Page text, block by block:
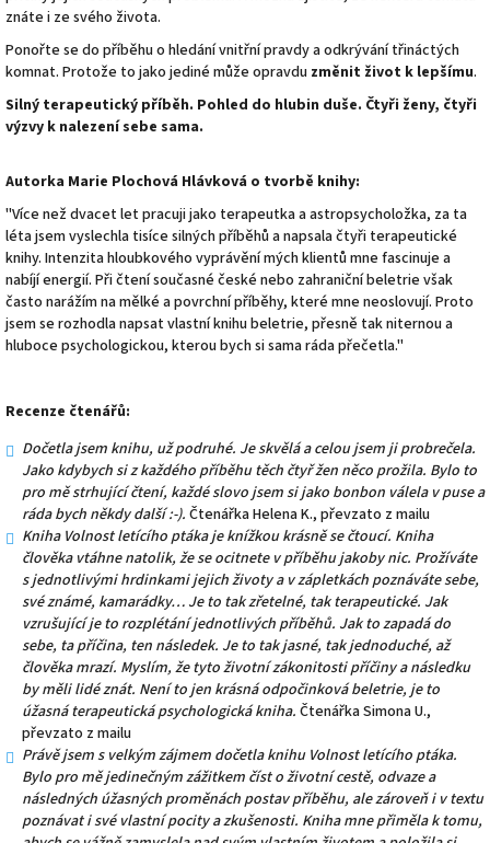
znáte i ze svého života.
Ponořte se do příběhu o hledání vnitřní pravdy a odkrývání třináctých
komnat. Protože to jako jediné může opravdu změnit život k lepšímu.
Silný terapeutický příběh. Pohled do hlubin duše. Čtyři ženy, čtyři
výzvy k nalezení sebe sama.
Autorka Marie Plochová Hlávková o tvorbě knihy:
"Více než dvacet let pracuji jako terapeutka a astropsycholožka, za ta
léta jsem vyslechla tisíce silných příběhů a napsala čtyři terapeutické
knihy. Intenzita hloubkového vyprávění mých klientů mne fascinuje a
nabíjí energií. Při čtení současné české nebo zahraniční beletrie však
často narážím na mělké a povrchní příběhy, které mne neoslovují. Proto
jsem se rozhodla napsat vlastní knihu beletrie, přesně tak niternou a
hluboce psychologickou, kterou bych si sama ráda přečetla."
Recenze čtenářů:
Dočetla jsem knihu, už podruhé. Je skvělá a celou jsem ji probrečela.
Jako kdybych si z každého příběhu těch čtyř žen něco prožila. Bylo to
pro mě strhující čtení, každé slovo jsem si jako bonbon válela v puse a
ráda bych někdy další :-). Čtenářka Helena K., převzato z mailu
Kniha Volnost letícího ptáka je knížkou krásně se čtoucí. Kniha
člověka vtáhne natolik, že se ocitnete v příběhu jakoby nic. Prožíváte
s jednotlivými hrdinkami jejich životy a v zápletkách poznáváte sebe,
své známé, kamarádky… Je to tak zřetelné, tak terapeutické. Jak
vzrušující je to rozplétání jednotlivých příběhů. Jak to zapadá do
sebe, ta příčina, ten následek. Je to tak jasné, tak jednoduché, až
člověka mrazí. Myslím, že tyto životní zákonitosti příčiny a následku
by měli lidé znát. Není to jen krásná odpočinková beletrie, je to
úžasná terapeutická psychologická kniha. Čtenářka Simona U.,
převzato z mailu
Právě jsem s velkým zájmem dočetla knihu Volnost letícího ptáka.
Bylo pro mě jedinečným zážitkem číst o životní cestě, odvaze a
následných úžasných proměnách postav příběhu, ale zároveň i v textu
poznávat i své vlastní pocity a zkušenosti. Kniha mne přiměla k tomu,